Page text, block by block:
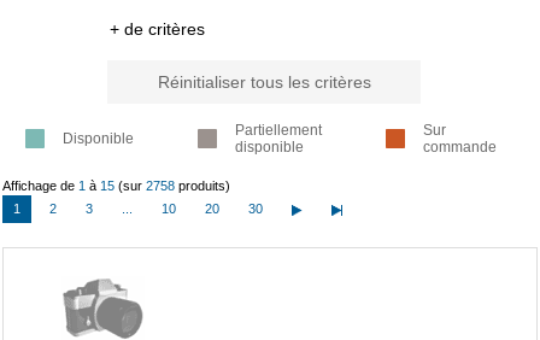
+ de critères
Réinitialiser tous les critères
Disponible
Partiellement
disponible
Sur
commande
Affichage de 1 à 15 (sur 2758 produits)
1
2 3 10 20 30